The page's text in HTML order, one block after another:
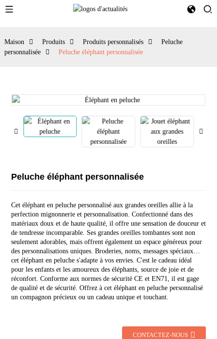
Maison Produits Produits personnalisés
Peluche
personnalisée
Peluche éléphant personnalisée
Peluche éléphant personnalisée
Cet éléphant en peluche personnalisé aux grandes oreilles allie à la
perfection mignonnerie et personnalisation. Confectionné dans des
matériaux doux et de haute qualité, il offre une sensation de douceur et
de tendresse incomparable. Ses grandes oreilles tombantes sont non
seulement adorables, mais offrent également un espace généreux pour
des personnalisations uniques. Broderies, noms, messages spéciaux…
cet éléphant en peluche s'adapte à vos envies. C'est le cadeau idéal
pour les enfants et les amoureux des éléphants, source de joie et de
réconfort. Conforme aux normes de sécurité CE et EN71, il est gage
de qualité et de sécurité. Offrez à cet éléphant en peluche personnalisé
un compagnon précieux ou un cadeau unique et touchant.
CONTACTEZ-NOUS